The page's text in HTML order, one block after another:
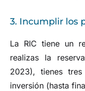
3. Incumplir los
La RIC tiene un
realizas la
2023), tienes
inversión (hasta